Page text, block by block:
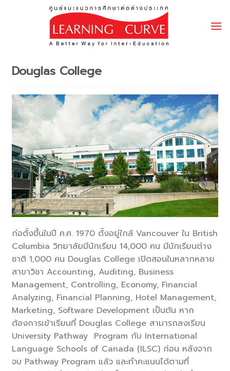
Douglas College
ก่อตั้งขึ้นในปี ค.ศ. 1970 ตั้งอยู่ใกล้ Vancouver ใน British
Columbia วิทยาลัยมีนักเรียน 14,000 คน มีนักเรียนต่าง
ชาติ 1,000 คน Douglas College เปิดสอนในหลากหลาย
สาขาวิชา Accounting, Auditing, Business
Management, Controlling, Economy, Financial
Analyzing, Financial Planning, Hotel Management,
Marketing, Software Development เป็นต้น หาก
ต้องการเข้าเรียนที่ Douglas College สามารถลงเรียน
University Pathway Program กับ International
Language Schools of Canada (ILSC) ก่อน หลังจาก
จบ Pathway Program แล้ว และทำคะแนนได้ตามที่